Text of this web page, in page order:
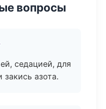
вопросы
седацией, для
азота.